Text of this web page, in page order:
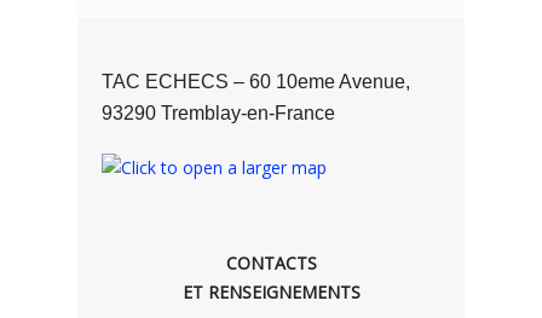
TAC ECHECS – 60 10eme Avenue,
93290 Tremblay-en-France
CONTACTS
ET RENSEIGNEMENTS